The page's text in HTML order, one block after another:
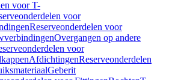
voor T-
voor
Reserveonderdelen voor
Overgangen op andere
voor
AfdichtingenReserveonderdelen
Geberit